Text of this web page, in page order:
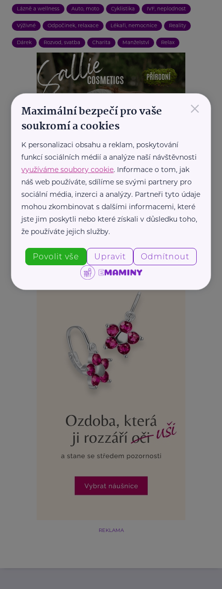
Lázně a wellness Auto, moto Cyklistika IVF, neplodnost
Výživné Odpočinek, relaxace Lékaři, nemocnice Reality
Dárek Rozvod, svatba Charita Manželství Relax
REKLAMA
×
Maximální bezpečí pro vaše
soukromí a cookies
K personalizaci obsahu a reklam, poskytování
funkcí sociálních médií a analýze naší návštěvnosti
využíváme soubory cookie. Informace o tom, jak
náš web používáte, sdílíme se svými partnery pro
sociální média, inzerci a analýzy. Partneři tyto údaje
mohou zkombinovat s dalšími informacemi, které
jste jim poskytli nebo které získali v důsledku toho,
že používáte jejich služby.
Povolit vše Upravit Odmítnout